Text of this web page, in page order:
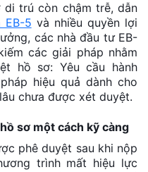
trú còn chậm trễ, dẫn
5 và nhiều quyền lợi
các nhà đầu tư EB-
các giải pháp nhằm
hồ sơ: Yêu cầu hành
pháp hiệu quả dành cho
chưa được xét duyệt.
sơ một cách kỹ càng
phê duyệt sau khi nộp
trình mất hiệu lực